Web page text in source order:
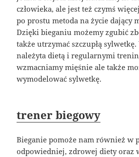
człowieka, ale jest też czymś
po prostu metoda na życie dający
Dzięki bieganiu możemy zgubić
także utrzymać szczupłą sylwetkę.
należyta dietą i regularnymi
wzmacniamy mięśnie ale także
wymodelować sylwetkę.
trener biegowy
Bieganie pomoże nam również w
odpowiedniej, zdrowej diety oraz